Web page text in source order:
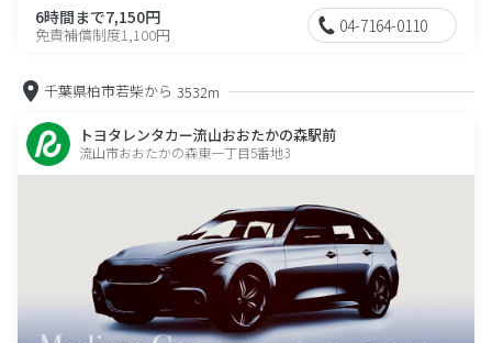
6時間まで7,150円
免責補償制度1,100円 04-7164-0110
千葉県柏市若柴から 3532m
トヨタレンタカー流山おおたかの森駅前
流山市おおたかの森東一丁目5番地3